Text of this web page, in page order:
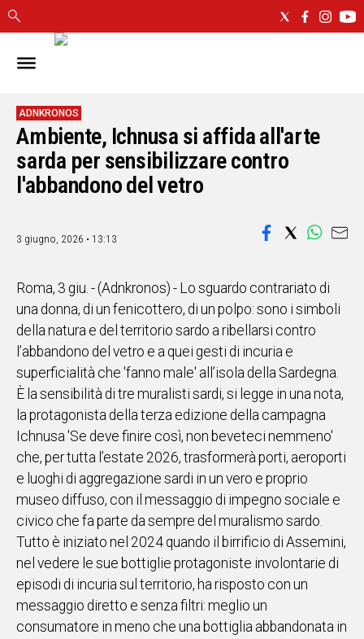
IN
CAGLIARI
SASSARI
NUORO
ORISTANO
OGLIASTRA
CAMPIDANO
ALTRE
NOTIZIE
POLITICA
IN
ITALIA
NEL
MONDO
SPORT
EVENTI
STORIE
VIDEO
ADNKRONOS
Ambiente, Ichnusa si affida all'arte
sarda per sensibilizzare contro
l'abbandono del vetro
3 giugno, 2026 • 13:13
Roma, 3 giu. - (Adnkronos) - Lo sguardo contrariato di
una donna, di un fenicottero, di un polpo: sono i simboli
della natura e del territorio sardo a ribellarsi contro
l’abbandono del vetro e a quei gesti di incuria e
superficialità che 'fanno male' all’isola della Sardegna.
È la sensibilità di tre muralisti sardi, si legge in una nota,
la protagonista della terza edizione della campagna
Ichnusa 'Se deve finire così, non beveteci nemmeno'
che, per tutta l’estate 2026, trasformerà porti, aeroporti
e luoghi di aggregazione sardi in un vero e proprio
museo diffuso, con il messaggio di impegno sociale e
civico che fa parte da sempre del muralismo sardo.
Tutto è iniziato nel 2024 quando il birrificio di Assemini,
nel vedere le sue bottiglie protagoniste involontarie di
episodi di incuria sul territorio, ha risposto con un
messaggio diretto e senza filtri: meglio un
consumatore in meno che una bottiglia abbandonata in